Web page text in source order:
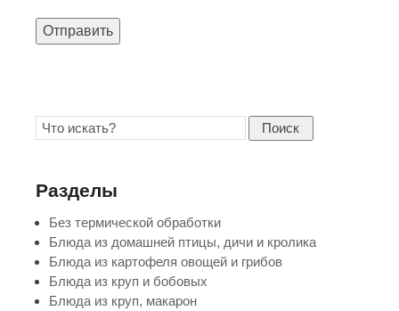
Отправить
Поиск
Разделы
Без термической обработки
Блюда из домашней птицы, дичи и кролика
Блюда из картофеля овощей и грибов
Блюда из круп и бобовых
Блюда из круп, макарон